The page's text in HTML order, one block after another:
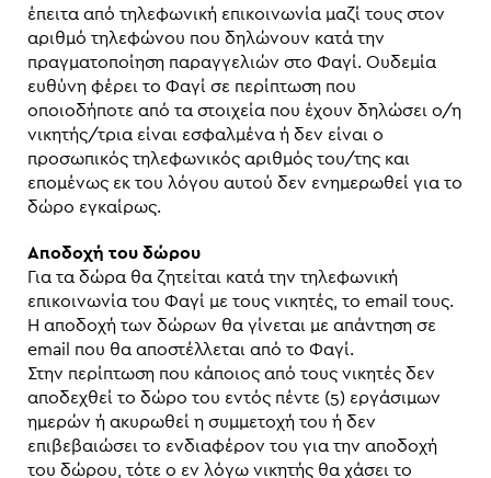
έπειτα από τηλεφωνική επικοινωνία μαζί τους στον
αριθμό τηλεφώνου που δηλώνουν κατά την
πραγματοποίηση παραγγελιών στο Φαγί. Ουδεμία
ευθύνη φέρει το Φαγί σε περίπτωση που
οποιοδήποτε από τα στοιχεία που έχουν δηλώσει ο/η
νικητής/τρια είναι εσφαλμένα ή δεν είναι ο
προσωπικός τηλεφωνικός αριθμός του/της και
επομένως εκ του λόγου αυτού δεν ενημερωθεί για το
δώρο εγκαίρως.
Αποδοχή του δώρου
Για τα δώρα θα ζητείται κατά την τηλεφωνική
επικοινωνία του Φαγί με τους νικητές, το email τους.
Η αποδοχή των δώρων θα γίνεται με απάντηση σε
email που θα αποστέλλεται από το Φαγί.
Στην περίπτωση που κάποιος από τους νικητές δεν
αποδεχθεί το δώρο του εντός πέντε (5) εργάσιμων
ημερών ή ακυρωθεί η συμμετοχή του ή δεν
επιβεβαιώσει το ενδιαφέρον του για την αποδοχή
του δώρου, τότε ο εν λόγω νικητής θα χάσει το